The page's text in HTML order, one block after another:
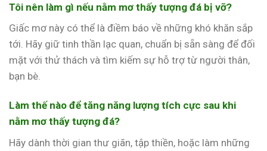
Tôi nên làm gì nếu nằm mơ thấy tượng đá bị vỡ?
Giấc mơ này có thể là điềm báo về những khó khăn sắp
tới. Hãy giữ tinh thần lạc quan, chuẩn bị sẵn sàng để đối
mặt với thử thách và tìm kiếm sự hỗ trợ từ người thân,
bạn bè.
Làm thế nào để tăng năng lượng tích cực sau khi
nằm mơ thấy tượng đá?
Hãy dành thời gian thư giãn, tập thiền, hoặc làm những